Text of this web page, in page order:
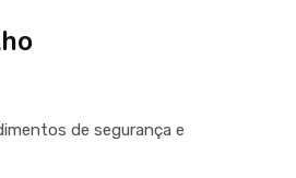
de segurança e